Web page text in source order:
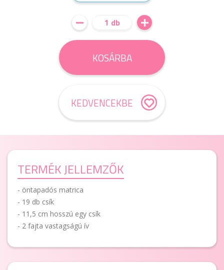
1 db
KOSÁRBA
KEDVENCEKBE
TERMÉK JELLEMZŐK
- öntapadós matrica
- 19 db csík
- 11,5 cm hosszú egy csík
- 2 fajta vastagságú ív